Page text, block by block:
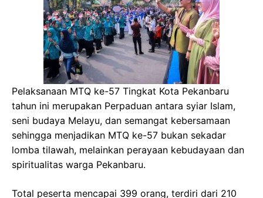
Pelaksanaan MTQ ke-57 Tingkat Kota Pekanbaru
tahun ini merupakan Perpaduan antara syiar Islam,
seni budaya Melayu, dan semangat kebersamaan
sehingga menjadikan MTQ ke-57 bukan sekadar
lomba tilawah, melainkan perayaan kebudayaan dan
spiritualitas warga Pekanbaru.
Total peserta mencapai 399 orang, terdiri dari 210